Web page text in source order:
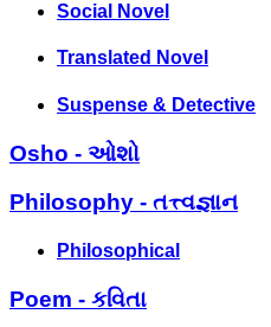
Social Novel
Translated Novel
Suspense & Detective
Osho - ઓશો
Philosophy - તત્ત્વજ્ઞાન
Philosophical
Poem - કવિતા